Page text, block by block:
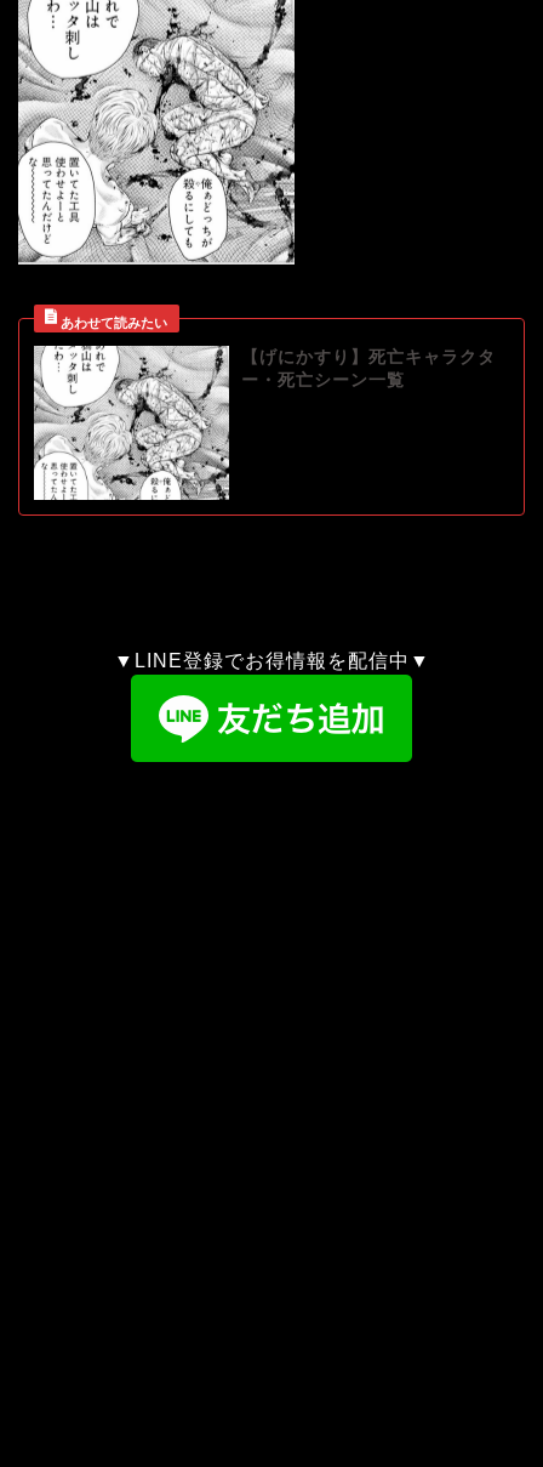
【げにかすり】死亡キャラクタ
ー・死亡シーン一覧
▼LINE登録でお得情報を配信中▼